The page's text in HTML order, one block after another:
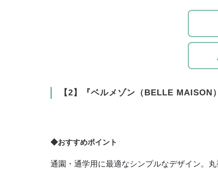
【2】『ベルメゾン（BELLE MAISON
◆おすすめポイント
通園・通学用に最適なシンプルなデザイン。